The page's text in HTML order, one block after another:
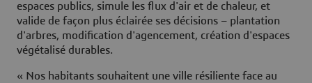
espaces publics, simule les flux d'air et de chaleur, et
valide de façon plus éclairée ses décisions – plantation
d'arbres, modification d'agencement, création d'espaces
végétalisé durables.
« Nos habitants souhaitent une ville résiliente face au